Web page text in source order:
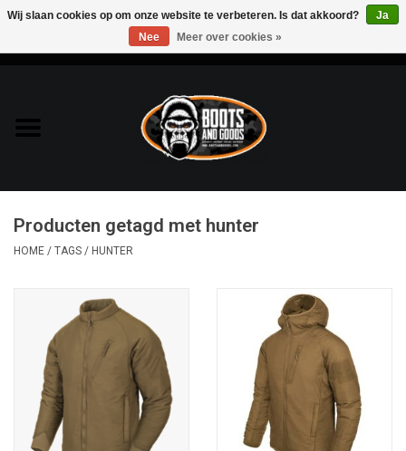
Bags & Packs
Bescherming
Messen & Multitools
Schoenen
Speelgoed
Producten getagd met hunter
HOME / TAGS / HUNTER
Wij slaan cookies op om onze website te verbeteren. Is dat akkoord?
Ja
Nee
Meer over cookies »